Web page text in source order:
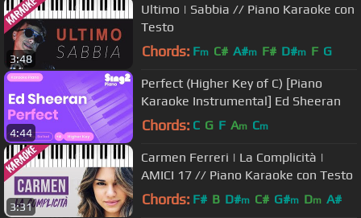
3:48
Ultimo | Sabbia // Piano Karaoke con
Testo
Chords: Fm C# A#m F# D#m F G
4:44
Perfect (Higher Key of C) [Piano
Karaoke Instrumental] Ed Sheeran
Chords: C G F Am Cm
3:31
Carmen Ferreri | La Complicità |
AMICI 17 // Piano Karaoke con Testo
Chords: F# B D#m C# G#m Dm A#